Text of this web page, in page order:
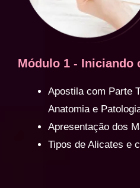
Módulo 1 - Iniciando
Apostila com Parte
Anatomia e
Apresentação dos
Tipos de Alicates e